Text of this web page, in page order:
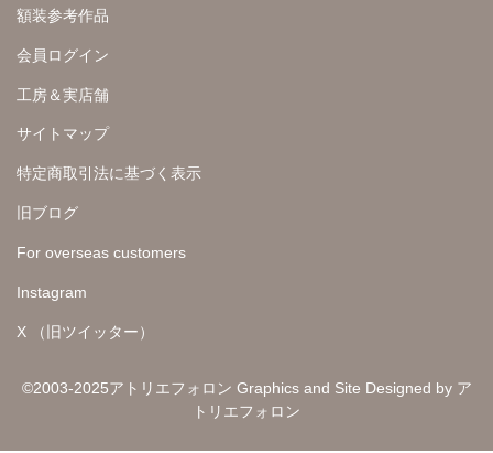
額装参考作品
会員ログイン
工房＆実店舗
サイトマップ
特定商取引法に基づく表示
旧ブログ
For overseas customers
Instagram
X （旧ツイッター）
©2003-2025アトリエフォロン Graphics and Site Designed by ア
トリエフォロン